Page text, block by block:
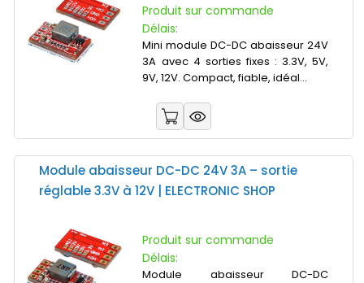
Produit sur commande
Délais:
Mini module DC-DC abaisseur 24V
3A avec 4 sorties fixes : 3.3V, 5V,
9V, 12V. Compact, fiable, idéal...
Module abaisseur DC-DC 24V 3A – sortie
réglable 3.3V à 12V | ELECTRONIC SHOP
Produit sur commande
Délais:
Module abaisseur DC-DC